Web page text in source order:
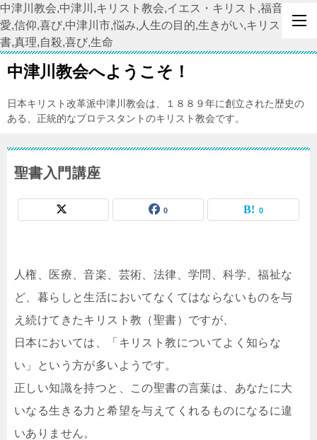
中津川教会,中津川,キリスト教会,イエス・キリスト,福音,希望,
愛,信仰,喜び,中津川市,悩み,人生の目的,生きがい,キリスト教,聖
書,真理,自殺,喜び,生命
中津川教会へようこそ！
日本キリスト改革派中津川教会は、１８８９年に創立された歴史の
ある、正統的なプロテスタントのキリスト教会です。
聖書入門講座
0 0
人権、医療、音楽、芸術、法律、学問、科学、福祉な
ど、暮らしと生活においてなくてはならないものを与
え続けてきたキリスト教（聖書）ですが、
日本においては、「キリスト教についてよく知らな
い」という方が多いようです。
正しい知識を持つと、この聖書の言葉は、あなたに大
いなる生きる力と希望を与えてくれるものになるに違
いありません。